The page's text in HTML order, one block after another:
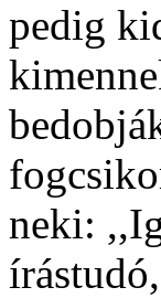
pedig
neki: